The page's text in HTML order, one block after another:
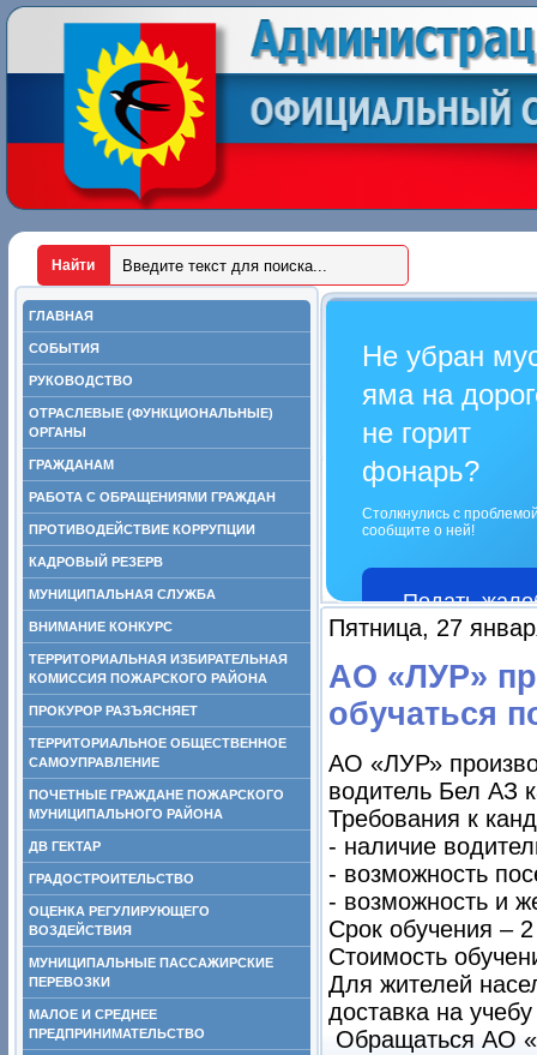
ГЛАВНАЯ
СОБЫТИЯ
РУКОВОДСТВО
ОТРАСЛЕВЫЕ (ФУНКЦИОНАЛЬНЫЕ)
ОРГАНЫ
ГРАЖДАНАМ
РАБОТА С ОБРАЩЕНИЯМИ ГРАЖДАН
ПРОТИВОДЕЙСТВИЕ КОРРУПЦИИ
КАДРОВЫЙ РЕЗЕРВ
МУНИЦИПАЛЬНАЯ СЛУЖБА
ВНИМАНИЕ КОНКУРС
ТЕРРИТОРИАЛЬНАЯ ИЗБИРАТЕЛЬНАЯ
КОМИССИЯ ПОЖАРСКОГО РАЙОНА
ПРОКУРОР РАЗЪЯСНЯЕТ
ТЕРРИТОРИАЛЬНОЕ ОБЩЕСТВЕННОЕ
САМОУПРАВЛЕНИЕ
ПОЧЕТНЫЕ ГРАЖДАНЕ ПОЖАРСКОГО
МУНИЦИПАЛЬНОГО РАЙОНА
ДВ ГЕКТАР
ГРАДОСТРОИТЕЛЬСТВО
ОЦЕНКА РЕГУЛИРУЮЩЕГО
ВОЗДЕЙСТВИЯ
МУНИЦИПАЛЬНЫЕ ПАССАЖИРСКИЕ
ПЕРЕВОЗКИ
МАЛОЕ И СРЕДНЕЕ
ПРЕДПРИНИМАТЕЛЬСТВО
Не убран
яма на
не горит
фонарь?
Столкнулись с
сообщите о ней!
Подать
Пятница, 27
АО «ЛУР»
обучаться
АО «ЛУР»
водитель Бел АЗ
Требования к
- наличие
- возможность
- возможность и
Срок обучения –
Стоимость
Для жителей
доставка на
Обращаться АО